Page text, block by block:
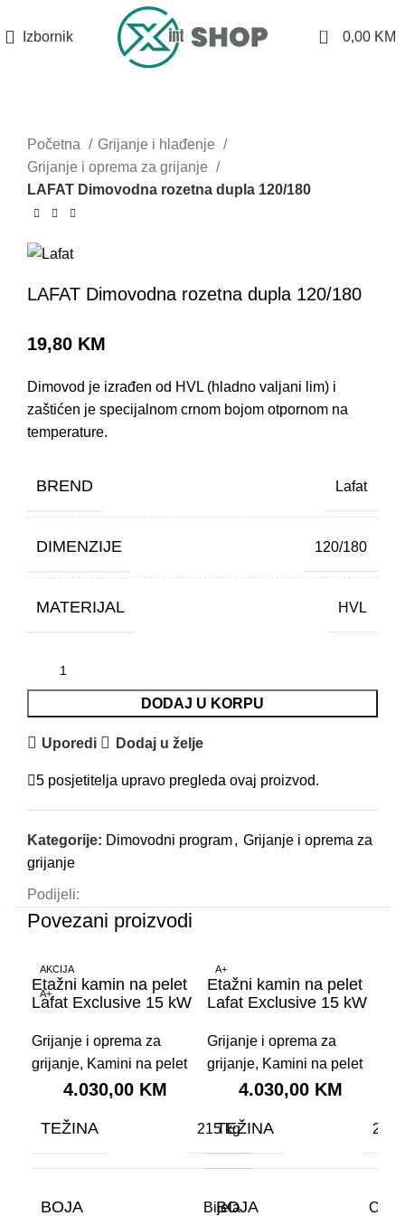
Izbornik 0 0,00 KM
Početna
Grijanje i hlađenje
Grijanje i oprema za grijanje
LAFAT Dimovodna rozetna dupla 120/180
LAFAT Dimovodna rozetna dupla 120/180
19,80 KM
Dimovod je izrađen od HVL (hladno valjani lim) i
zaštićen je specijalnom crnom bojom otpornom na
temperature.
BREND Lafat
DIMENZIJE 120/180
MATERIJAL HVL
DODAJ U KORPU
Uporedi Dodaj u želje
5 posjetitelja upravo pregleda ovaj proizvod.
Kategorije: Dimovodni program, Grijanje i oprema za
grijanje
Podijeli:
Povezani proizvodi
AKCIJA
A+
Etažni kamin na pelet
Lafat Exclusive 15 kW
Grijanje i oprema za
grijanje, Kamini na pelet
4.030,00 KM
TEŽINA 215 kg
BOJA Bijela
A+
Etažni kamin na pelet
Lafat Exclusive 15 kW
Grijanje i oprema za
grijanje, Kamini na pelet
4.030,00 KM
TEŽINA 215
BOJA